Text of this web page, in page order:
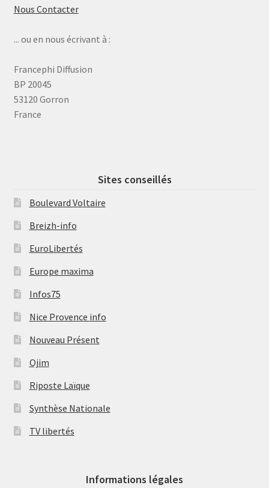
Nous Contacter
... ou en nous écrivant à :
Francephi Diffusion
BP 20045
53120 Gorron
France
Sites conseillés
Boulevard Voltaire
Breizh-info
EuroLibertés
Europe maxima
Infos75
Nice Provence info
Nouveau Présent
Ojim
Riposte Laïque
Synthèse Nationale
TV libertés
Informations légales